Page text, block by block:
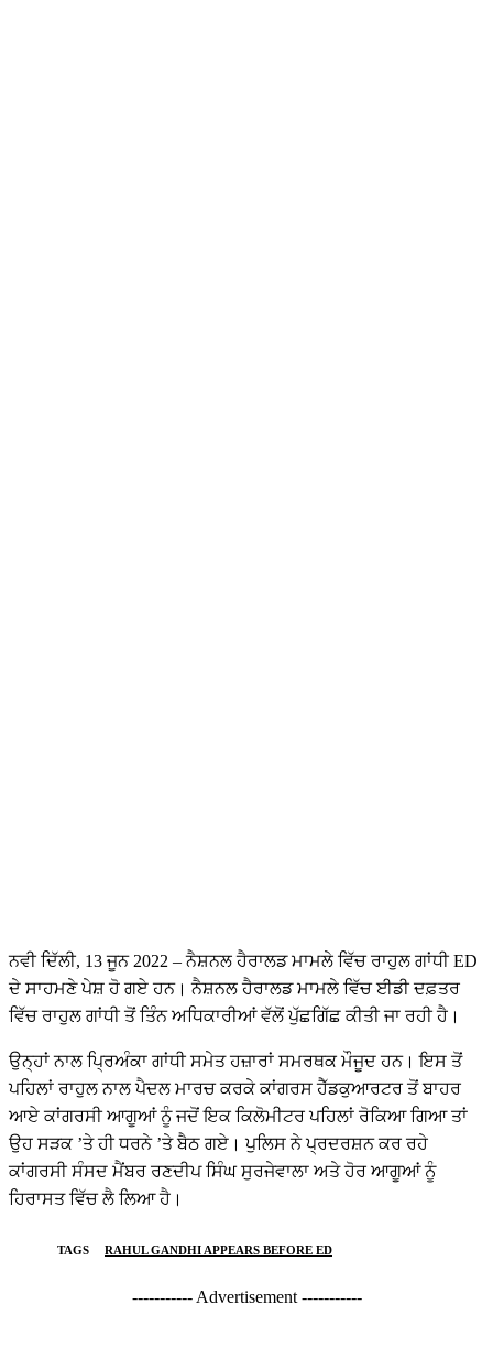
ਨਵੀ ਦਿੱਲੀ, 13 ਜੂਨ 2022 – ਨੈਸ਼ਨਲ ਹੈਰਾਲਡ ਮਾਮਲੇ ਵਿੱਚ ਰਾਹੁਲ ਗਾਂਧੀ ED
ਦੇ ਸਾਹਮਣੇ ਪੇਸ਼ ਹੋ ਗਏ ਹਨ। ਨੈਸ਼ਨਲ ਹੈਰਾਲਡ ਮਾਮਲੇ ਵਿੱਚ ਈਡੀ ਦਫ਼ਤਰ
ਵਿੱਚ ਰਾਹੁਲ ਗਾਂਧੀ ਤੋਂ ਤਿੰਨ ਅਧਿਕਾਰੀਆਂ ਵੱਲੋਂ ਪੁੱਛਗਿੱਛ ਕੀਤੀ ਜਾ ਰਹੀ ਹੈ।
ਉਨ੍ਹਾਂ ਨਾਲ ਪ੍ਰਿਅੰਕਾ ਗਾਂਧੀ ਸਮੇਤ ਹਜ਼ਾਰਾਂ ਸਮਰਥਕ ਮੌਜੂਦ ਹਨ। ਇਸ ਤੋਂ
ਪਹਿਲਾਂ ਰਾਹੁਲ ਨਾਲ ਪੈਦਲ ਮਾਰਚ ਕਰਕੇ ਕਾਂਗਰਸ ਹੈੱਡਕੁਆਰਟਰ ਤੋਂ ਬਾਹਰ
ਆਏ ਕਾਂਗਰਸੀ ਆਗੂਆਂ ਨੂੰ ਜਦੋਂ ਇਕ ਕਿਲੋਮੀਟਰ ਪਹਿਲਾਂ ਰੋਕਿਆ ਗਿਆ ਤਾਂ
ਉਹ ਸੜਕ ’ਤੇ ਹੀ ਧਰਨੇ ’ਤੇ ਬੈਠ ਗਏ। ਪੁਲਿਸ ਨੇ ਪ੍ਰਦਰਸ਼ਨ ਕਰ ਰਹੇ
ਕਾਂਗਰਸੀ ਸੰਸਦ ਮੈਂਬਰ ਰਣਦੀਪ ਸਿੰਘ ਸੁਰਜੇਵਾਲਾ ਅਤੇ ਹੋਰ ਆਗੂਆਂ ਨੂੰ
ਹਿਰਾਸਤ ਵਿੱਚ ਲੈ ਲਿਆ ਹੈ।
TAGS RAHUL GANDHI APPEARS BEFORE ED
----------- Advertisement -----------